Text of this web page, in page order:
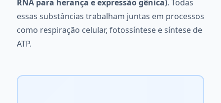
RNA para herança e expressão gênica). Todas
essas substâncias trabalham juntas em processos
como respiração celular, fotossíntese e síntese de
ATP.